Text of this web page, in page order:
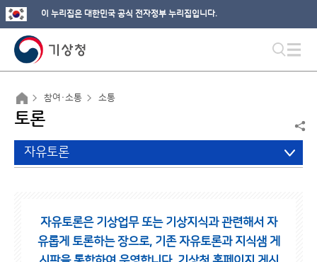
이 누리집은 대한민국 공식 전자정부 누리집입니다.
참여·소통 소통
토론
자유토론
자유토론은 기상업무 또는 기상지식과 관련해서 자
유롭게 토론하는 장으로, 기존 자유토론과 지식샘 게